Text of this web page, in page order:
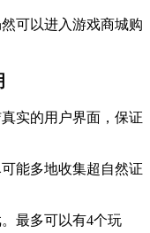
可以进入游戏商城购
实的用户界面，保证
能多地收集超自然证
最多可以有4个玩